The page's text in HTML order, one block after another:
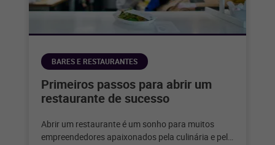
BARES E RESTAURANTES
Primeiros passos para abrir um
restaurante de sucesso
Abrir um restaurante é um sonho para muitos
empreendedores apaixonados pela culinária e pelo